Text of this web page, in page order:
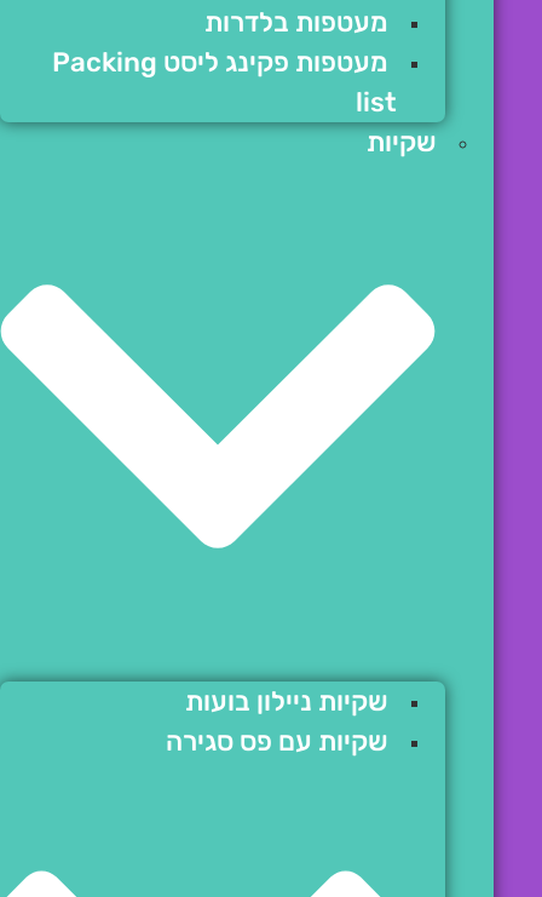
מעטפות בלדרות
מעטפות פקינג ליסט Packing
list
שקיות
שקיות ניילון בועות
שקיות עם פס סגירה